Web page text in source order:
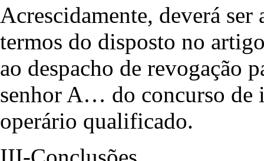
Acrescidamente, deverá
termos do disposto no
ao despacho de revogação
senhor A… do concurso de
operário qualificado.